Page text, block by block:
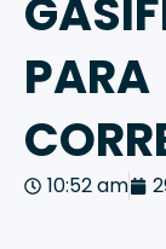
PARA
10:52 am